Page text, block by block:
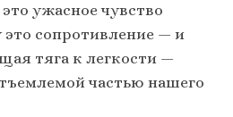
ужасное чувство
сопротивление — и
тяга к легкости —
частью нашего